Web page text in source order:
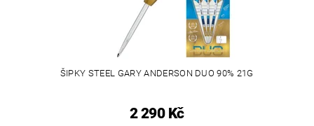
ŠIPKY STEEL GARY ANDERSON DUO 90% 21G
2 290 Kč